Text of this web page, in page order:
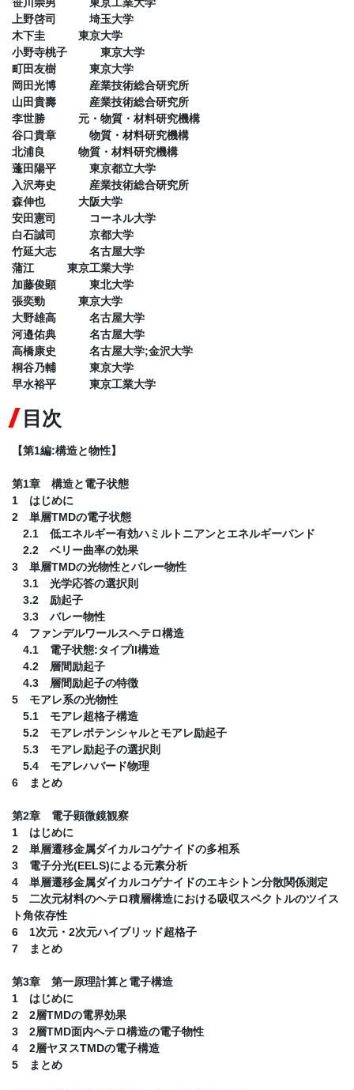
上野啓司 埼玉大学
木下圭 東京大学
小野寺桃子 東京大学
町田友樹 東京大学
岡田光博 産業技術総合研究所
山田貴壽 産業技術総合研究所
李世勝 元・物質・材料研究機構
谷口貴章 物質・材料研究機構
北浦良 物質・材料研究機構
蓬田陽平 東京都立大学
入沢寿史 産業技術総合研究所
森伸也 大阪大学
安田憲司 コーネル大学
白石誠司 京都大学
竹延大志 名古屋大学
蒲江 東京工業大学
加藤俊顕 東北大学
張奕勁 東京大学
大野雄高 名古屋大学
河邉佑典 名古屋大学
高橋康史 名古屋大学;金沢大学
桐谷乃輔 東京大学
早水裕平 東京工業大学
目次
【第1編:構造と物性】
第1章 構造と電子状態
1 はじめに
2 単層TMDの電子状態
2.1 低エネルギー有効ハミルトニアンとエネルギーバンド
2.2 ベリー曲率の効果
3 単層TMDの光物性とバレー物性
3.1 光学応答の選択則
3.2 励起子
3.3 バレー物性
4 ファンデルワールスヘテロ構造
4.1 電子状態:タイプII構造
4.2 層間励起子
4.3 層間励起子の特徴
5 モアレ系の光物性
5.1 モアレ超格子構造
5.2 モアレポテンシャルとモアレ励起子
5.3 モアレ励起子の選択則
5.4 モアレハバード物理
6 まとめ
第2章 電子顕微鏡観察
1 はじめに
2 単層遷移金属ダイカルコゲナイドの多相系
3 電子分光(EELS)による元素分析
4 単層遷移金属ダイカルコゲナイドのエキシトン分散関係測定
5 二次元材料のヘテロ積層構造における吸収スペクトルのツイス
ト角依存性
6 1次元・2次元ハイブリッド超格子
7 まとめ
第3章 第一原理計算と電子構造
1 はじめに
2 2層TMDの電界効果
3 2層TMD面内ヘテロ構造の電子物性
4 2層ヤヌスTMDの電子構造
5 まとめ